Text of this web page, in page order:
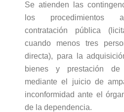
Se atienden las
los procedimientos
contratación pública
cuando menos tres
directa), para la
bienes y prestación
mediante el juicio de
inconformidad ante el
de la dependencia.